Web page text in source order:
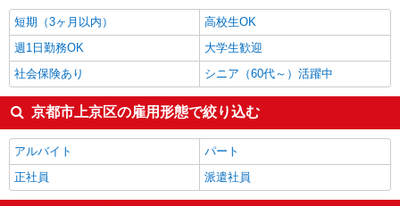
一般・営業事務1,437円
京都市上京区の他の職種の平均時給を見る
短期（3ヶ月以内）
高校生OK
週1日勤務OK
大学生歓迎
社会保険あり
シニア（60代～）活躍中
京都市上京区の雇用形態で絞り込む
アルバイト
パート
正社員
派遣社員